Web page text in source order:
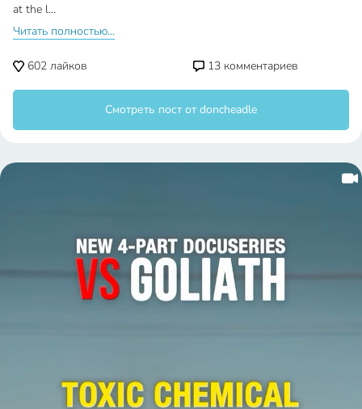
at the l…
Читать полностью...
602 лайков 13 комментариев
Смотреть пост от doncheadle